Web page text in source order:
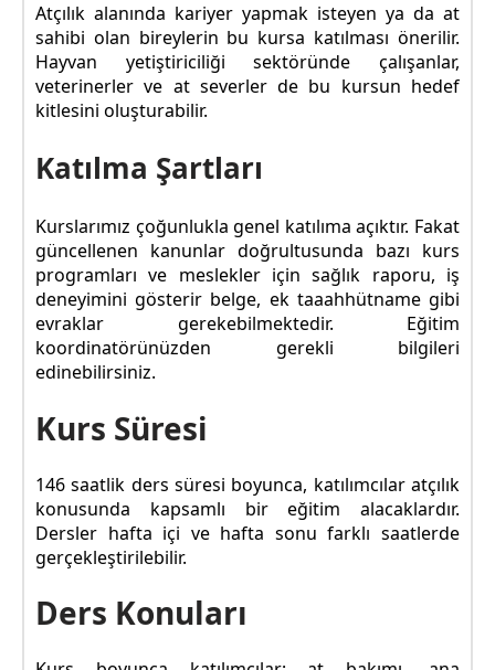
Atçılık alanında kariyer yapmak isteyen ya da at
sahibi olan bireylerin bu kursa katılması önerilir.
Hayvan yetiştiriciliği sektöründe çalışanlar,
veterinerler ve at severler de bu kursun hedef
kitlesini oluşturabilir.
Katılma Şartları
Kurslarımız çoğunlukla genel katılıma açıktır. Fakat
güncellenen kanunlar doğrultusunda bazı kurs
programları ve meslekler için sağlık raporu, iş
deneyimini gösterir belge, ek taaahhütname gibi
evraklar gerekebilmektedir. Eğitim
koordinatörünüzden gerekli bilgileri
edinebilirsiniz.
Kurs Süresi
146 saatlik ders süresi boyunca, katılımcılar atçılık
konusunda kapsamlı bir eğitim alacaklardır.
Dersler hafta içi ve hafta sonu farklı saatlerde
gerçekleştirilebilir.
Ders Konuları